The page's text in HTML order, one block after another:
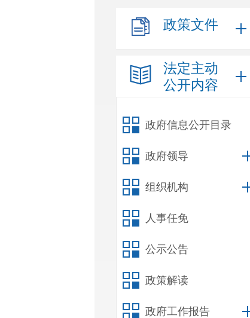
政策文件
法定主动
公开内容
政府信息公开目录
政府领导
组织机构
人事任免
公示公告
政策解读
政府工作报告